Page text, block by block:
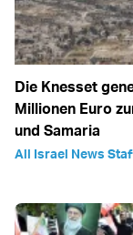
Die Knesset
Millionen Euro
und Samaria
All Israel News